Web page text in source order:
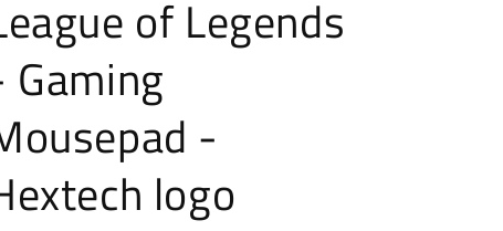
of Legends
Gaming
-
logo